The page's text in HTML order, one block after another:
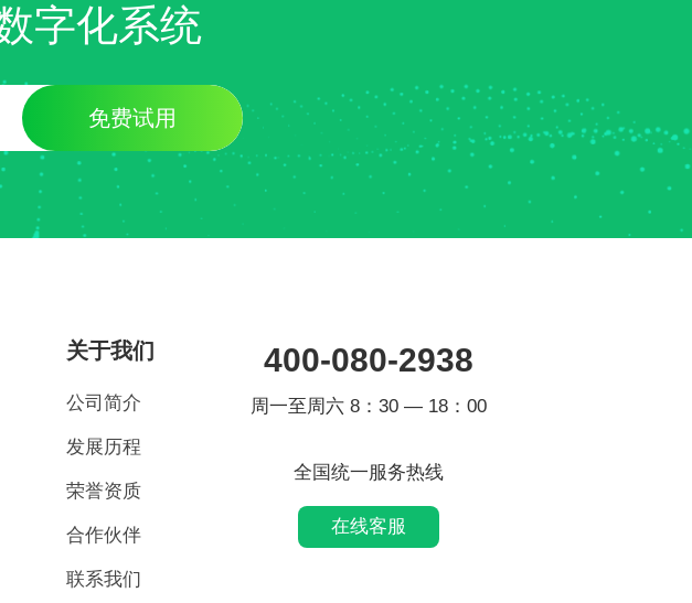
字化系统
免费试用
关于我们
公司简介
发展历程
荣誉资质
合作伙伴
联系我们
400-080-2938
周一至周六 8：30 — 18：00
全国统一服务热线
在线客服